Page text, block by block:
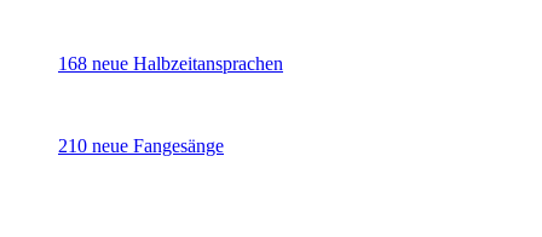
168 neue Halbzeitansprachen
210 neue Fangesänge